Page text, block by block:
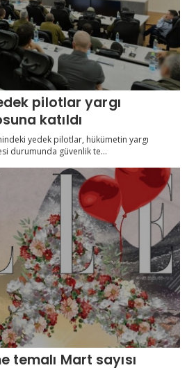
pilotlar yargı
katıldı
yedek pilotlar, hükümetin yargı
durumunda güvenlik te...
temalı Mart sayısı